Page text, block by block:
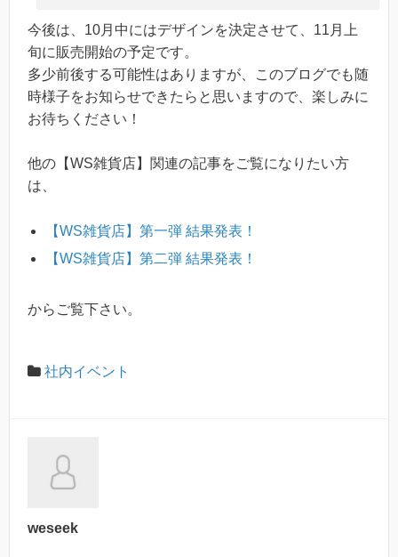
今後は、10月中にはデザインを決定させて、11月上
旬に販売開始の予定です。
多少前後する可能性はありますが、このブログでも随
時様子をお知らせできたらと思いますので、楽しみに
お待ちください！
他の【WS雑貨店】関連の記事をご覧になりたい方
は、
【WS雑貨店】第一弾 結果発表！
【WS雑貨店】第二弾 結果発表！
からご覧下さい。
社内イベント
weseek